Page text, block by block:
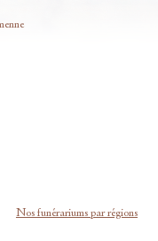
Nos funérariums par régions